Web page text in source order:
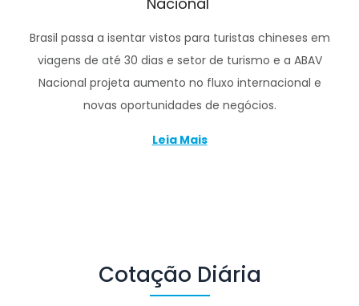
Brasil passa a isentar vistos para turistas chineses em
viagens de até 30 dias e setor de turismo e a ABAV
Nacional projeta aumento no fluxo internacional e
novas oportunidades de negócios.
Leia Mais
Cotação Diária